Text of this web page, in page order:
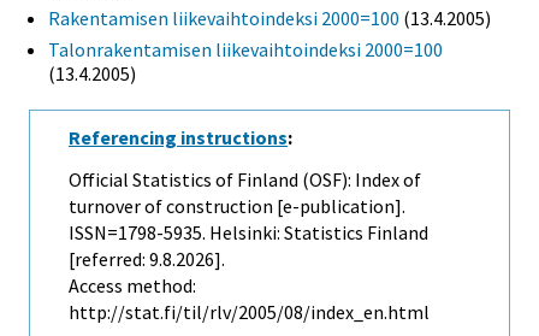
Rakentamisen liikevaihtoindeksi 2000=100 (13.4.2005)
Talonrakentamisen liikevaihtoindeksi 2000=100
(13.4.2005)
Referencing instructions:
Official Statistics of Finland (OSF): Index of
turnover of construction [e-publication].
ISSN=1798-5935. Helsinki: Statistics Finland
[referred: 9.8.2026].
Access method:
http://stat.fi/til/rlv/2005/08/index_en.html